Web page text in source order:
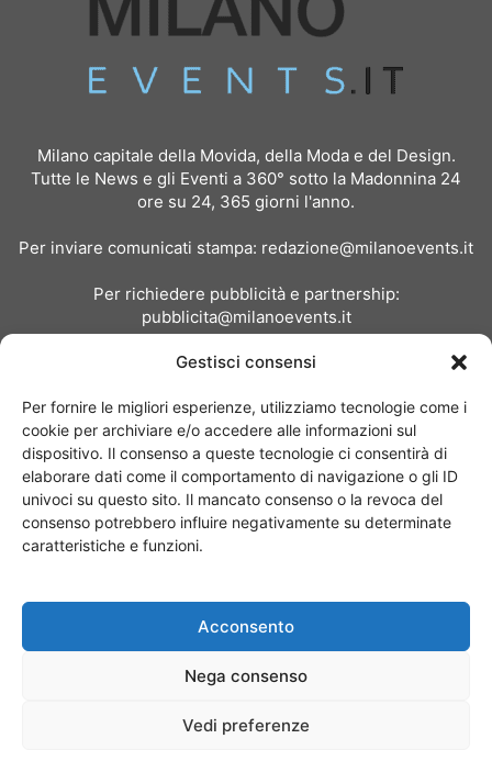
Gestisci consensi
Per fornire le migliori esperienze, utilizziamo tecnologie come i
cookie per archiviare e/o accedere alle informazioni sul
dispositivo. Il consenso a queste tecnologie ci consentirà di
elaborare dati come il comportamento di navigazione o gli ID
univoci su questo sito. Il mancato consenso o la revoca del
consenso potrebbero influire negativamente su determinate
caratteristiche e funzioni.
Acconsento
Nega consenso
Vedi preferenze
Milano capitale della Movida, della Moda e del Design.
Tutte le News e gli Eventi a 360° sotto la Madonnina 24
ore su 24, 365 giorni l'anno.
Per inviare comunicati stampa: redazione@milanoevents.it
Per richiedere pubblicità e partnership:
pubblicita@milanoevents.it
Chi siamo I Nostri Clienti
© Copyright 2017 - MilanoEvents.it© managed by